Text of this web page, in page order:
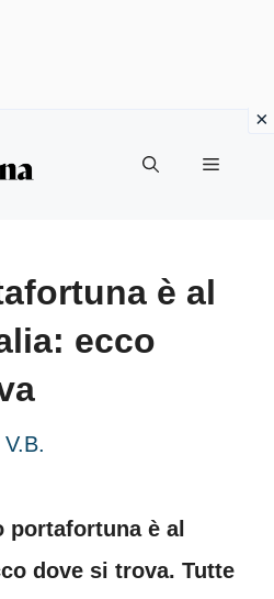
Menu
è al
ecco
V.B.
portafortuna è al
dove si trova. Tutte